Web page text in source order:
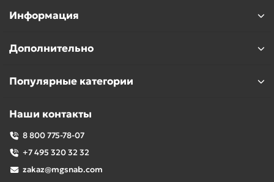
Информация
Дополнительно
Популярные категории
Наши контакты
8 800 775-78-07
+7 495 320 32 32
zakaz@mgsnab.com